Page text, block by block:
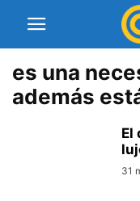
es una
además
El
31